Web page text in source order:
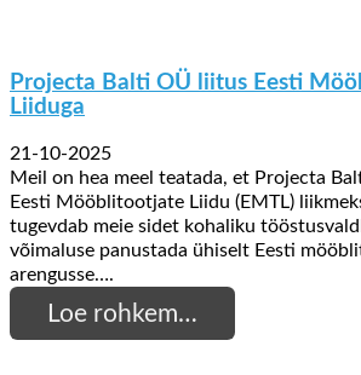
Projecta Balti OÜ liitus Eesti
Liiduga
21-10-2025
Meil on hea meel teatada, et Projecta
Eesti Mööblitootjate Liidu (EMTL)
tugevdab meie sidet kohaliku
võimaluse panustada ühiselt Eesti
arengusse….
Loe rohkem…